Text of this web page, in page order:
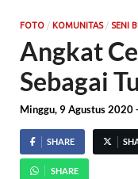
FOTO / KOMUNITAS/ SENI
Angkat
Sebagai
Minggu, 9 Agustus 2020
SHARE
SHARE